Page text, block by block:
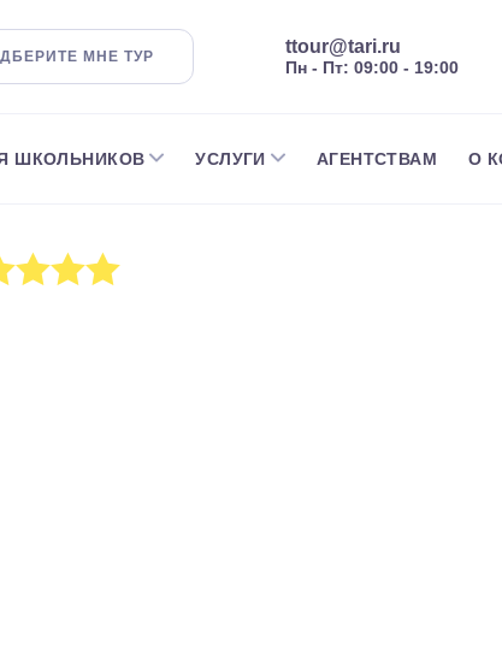
МНЕ ТУР ttour@tari.ru
Пн - Пт: 09:00 - 19:00
ШКОЛЬНИКОВ УСЛУГИ АГЕНТСТВАМ О